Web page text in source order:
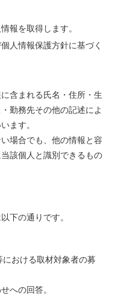
報を取得します。
人情報保護方針に基づく
含まれる氏名・住所・生
勤務先その他の記述によ
ます。
場合でも、他の情報と容
該個人と識別できるもの
下の通りです。
おける取材対象者の募
への回答。